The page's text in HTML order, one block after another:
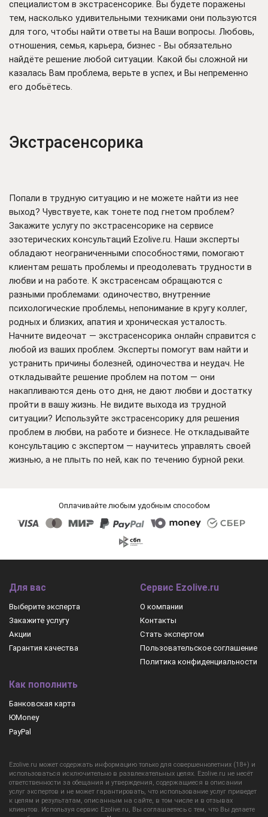
специалистом в экстрасенсорике. Вы будете поражены
тем, насколько удивительными техниками они пользуются
для того, чтобы найти ответы на Ваши вопросы. Любовь,
отношения, семья, карьера, бизнес - Вы обязательно
найдёте решение любой ситуации. Какой бы сложной ни
казалась Вам проблема, верьте в успех, и Вы непременно
его добьётесь.
Экстрасенсорика
Попали в трудную ситуацию и не можете найти из нее
выход? Чувствуете, как тонете под гнетом проблем?
Закажите услугу по экстрасенсорике на сервисе
эзотерических консультаций Ezolive.ru. Наши эксперты
обладают неограниченными способностями, помогают
клиентам решать проблемы и преодолевать трудности в
любви и на работе. К экстрасенсам обращаются с
разными проблемами: одиночество, внутренние
психологические проблемы, непонимание в кругу коллег,
родных и близких, апатия и хроническая усталость.
Начните видеочат — экстрасенсорика онлайн справится с
любой из ваших проблем. Эксперты помогут вам найти и
устранить причины болезней, одиночества и неудач. Не
откладывайте решение проблем на потом — они
накапливаются день ото дня, не дают любви и достатку
пройти в вашу жизнь. Не видите выхода из трудной
ситуации? Используйте экстрасенсорику для решения
проблем в любви, на работе и бизнесе. Не откладывайте
консультацию с экспертом — научитесь управлять своей
жизнью, а не плыть по ней, как по течению бурной реки.
Оплачивайте любым удобным способом
Для вас
Выберите эксперта
Закажите услугу
Акции
Гарантия качества
Сервис Ezolive.ru
О компании
Контакты
Стать экспертом
Пользовательское соглашение
Политика конфиденциальности
Как пополнить
Банковская карта
ЮMoney
PayPal
Ezolive.ru может содержать информацию только для совершеннолетних (18+) и
использоваться исключительно в развлекательных целях. Ezolive.ru не несёт
ответственности за обещания и утверждения, содержащиеся в описании
услуг экспертов и не может гарантировать, что использование услуг приведет
к целям и результатам, описанным на сайте, в том числе и в отзывах
клиентов. Используя сервис Ezolive.ru, Вы соглашаетесь с тем, что Вы делаете